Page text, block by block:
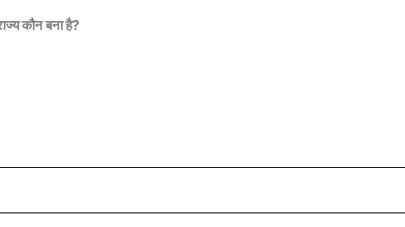
कौन बना है?